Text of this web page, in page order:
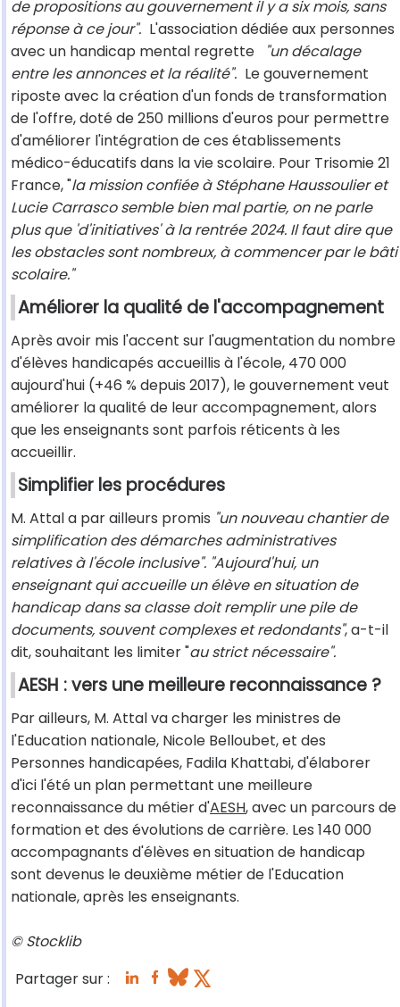
de propositions au gouvernement il y a six mois, sans
réponse à ce jour". L'association dédiée aux personnes
avec un handicap mental regrette
"un décalage
entre les annonces et la réalité". Le gouvernement
riposte avec la création d'un fonds de transformation
de l'offre, doté de 250 millions d'euros pour permettre
d'améliorer l'intégration de ces établissements
médico-éducatifs dans la vie scolaire. Pour Trisomie 21
France, "la mission confiée à Stéphane Haussoulier et
Lucie Carrasco semble bien mal partie, on ne parle
plus que 'd'initiatives' à la rentrée 2024. Il faut dire que
les obstacles sont nombreux, à commencer par le bâti
scolaire."
Améliorer la qualité de l'accompagnement
Après avoir mis l'accent sur l'augmentation du nombre
d'élèves handicapés accueillis à l'école, 470 000
aujourd'hui (+46 % depuis 2017), le gouvernement veut
améliorer la qualité de leur accompagnement, alors
que les enseignants sont parfois réticents à les
accueillir.
Simplifier les procédures
M. Attal a par ailleurs promis "un nouveau chantier de
simplification des démarches administratives
relatives à l'école inclusive". "Aujourd'hui, un
enseignant qui accueille un élève en situation de
handicap dans sa classe doit remplir une pile de
documents, souvent complexes et redondants", a-t-il
dit, souhaitant les limiter "au strict nécessaire".
AESH : vers une meilleure reconnaissance ?
Par ailleurs, M. Attal va charger les ministres de
l'Education nationale, Nicole Belloubet, et des
Personnes handicapées, Fadila Khattabi, d'élaborer
d'ici l'été un plan permettant une meilleure
reconnaissance du métier d'AESH, avec un parcours de
formation et des évolutions de carrière. Les 140 000
accompagnants d'élèves en situation de handicap
sont devenus le deuxième métier de l'Education
nationale, après les enseignants.
© Stocklib
Partager sur :